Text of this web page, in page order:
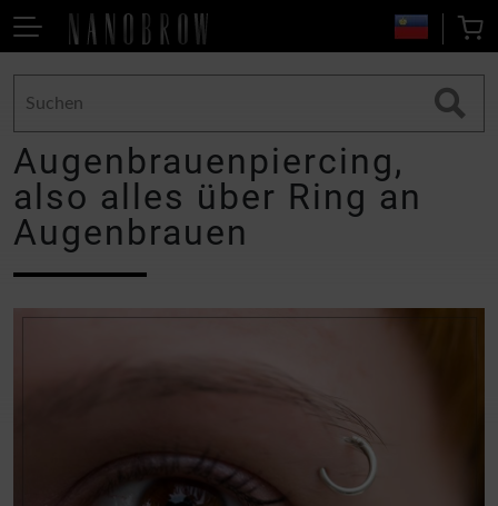
Augenbrauenpiercing,
also alles über Ring an
Augenbrauen